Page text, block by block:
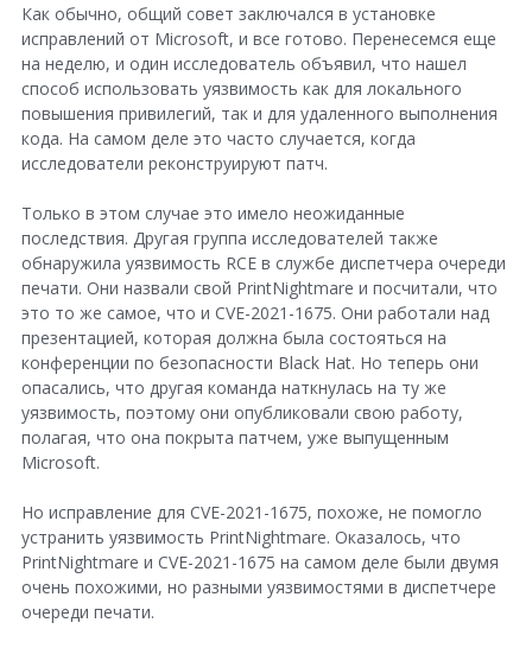
Как обычно, общий совет заключался в установке
исправлений от Microsoft, и все готово. Перенесемся еще
на неделю, и один исследователь объявил, что нашел
способ использовать уязвимость как для локального
повышения привилегий, так и для удаленного выполнения
кода. На самом деле это часто случается, когда
исследователи реконструируют патч.
Только в этом случае это имело неожиданные
последствия. Другая группа исследователей также
обнаружила уязвимость RCE в службе диспетчера очереди
печати. Они назвали свой PrintNightmare и посчитали, что
это то же самое, что и CVE-2021-1675. Они работали над
презентацией, которая должна была состояться на
конференции по безопасности Black Hat. Но теперь они
опасались, что другая команда наткнулась на ту же
уязвимость, поэтому они опубликовали свою работу,
полагая, что она покрыта патчем, уже выпущенным
Microsoft.
Но исправление для CVE-2021-1675, похоже, не помогло
устранить уязвимость PrintNightmare. Оказалось, что
PrintNightmare и CVE-2021-1675 на самом деле были двумя
очень похожими, но разными уязвимостями в диспетчере
очереди печати.